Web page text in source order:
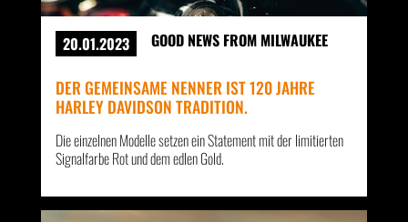
20.01.2023 GOOD NEWS FROM MILWAUKEE
DER GEMEINSAME NENNER IST 120 JAHRE
HARLEY DAVIDSON TRADITION.
Die einzelnen Modelle setzen ein Statement mit der limitierten
Signalfarbe Rot und dem edlen Gold.